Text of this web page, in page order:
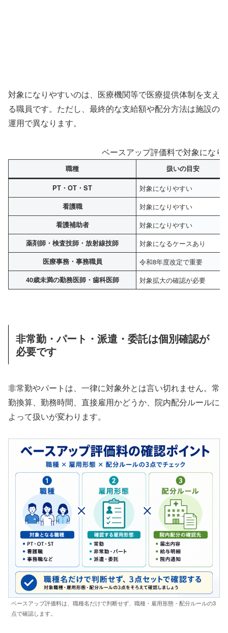
対象になりやすいのは、医療機関等で医療提供体制を支え
る職員です。ただし、最終的な支給額や配分方法は施設の
運用で異なります。
ベースアップ評価料で対象になり
職種 扱いの目安
PT・OT・ST 対象になりやすい
看護職 対象になりやすい
看護補助者 対象になりやすい
薬剤師・検査技師・放射線技師 対象になるケースあり
医療事務・事務職員 令和8年度改定で重要
40歳未満の勤務医師・歯科医師 対象拡大の確認が必要
非常勤・パート・派遣・委託は個別確認が
必要です
非常勤やパートは、一律に対象外とは言い切れません。常
勤換算、勤務時間、直接雇用かどうか、院内配分ルールに
よって扱いが変わります。
ベースアップ評価料は、職種名だけで判断せず、職種・雇用形態・配分ルールの3
点で確認します。